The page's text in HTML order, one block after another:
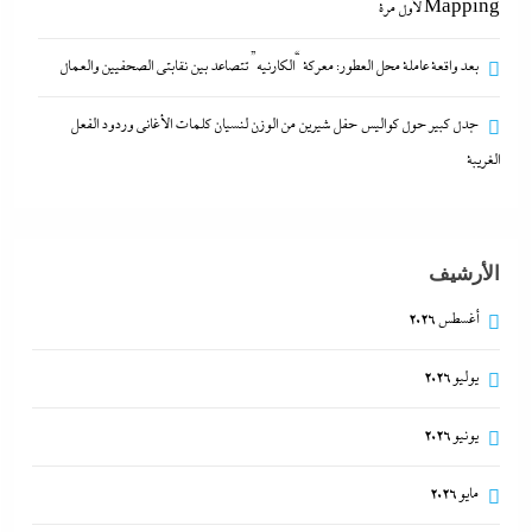
ألبوم صور: شيرين تشعل بورتو جولف العلمين بـ”يالهوى
بعد واقعة عاملة محل العطور: معركة “الكارنيه” تتصاعد
6 يناير، 2025
Mapping لأول مرة
بعد واقعة عاملة محل العطور: معركة “الكارنيه” تتصاعد بين نقابتى الصحفيين والعمال
جدل كبير حول كواليس حفل شيرين من الوزن لنسيان كلمات الأغانى وردود الفعل
الغريبة
الأرشيف
أغسطس 2026
يوليو 2026
يونيو 2026
مايو 2026